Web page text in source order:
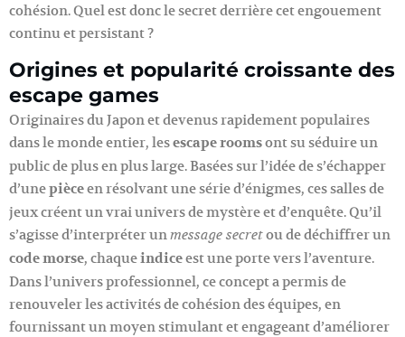
cohésion. Quel est donc le secret derrière cet engouement
continu et persistant ?
Origines et popularité croissante des
escape games
Originaires du Japon et devenus rapidement populaires
dans le monde entier, lesescape roomsont su séduire un
public de plus en plus large. Basées sur l’idée de s’échapper
d’unepièceen résolvant une série d’énigmes, ces salles de
jeux créent un vrai univers de mystère et d’enquête. Qu’il
s’agisse d’interpréter unmessage secretou de déchiffrer un
code morse, chaqueindiceest une porte vers l’aventure.
Dans l’univers professionnel, ce concept a permis de
renouveler les activités de cohésion des équipes, en
fournissant un moyen stimulant et engageant d’améliorer